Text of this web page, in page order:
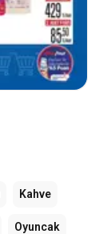
Kahve
Oyuncak